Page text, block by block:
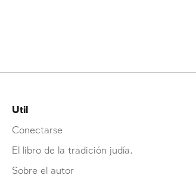
Util
Conectarse
El libro de la tradición judía.
Sobre el autor